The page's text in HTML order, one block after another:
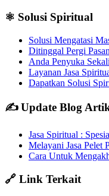
⚛️ Solusi Spiritual
Solusi Mengatasi
Ditinggal Pergi
Anda Penyuka
Layanan Jasa
Dapatkan Solusi
✍️ Update Blog
Jasa Spiritual :
Melayani Jasa Pelet
Cara Untuk
🔗 Link Terkait